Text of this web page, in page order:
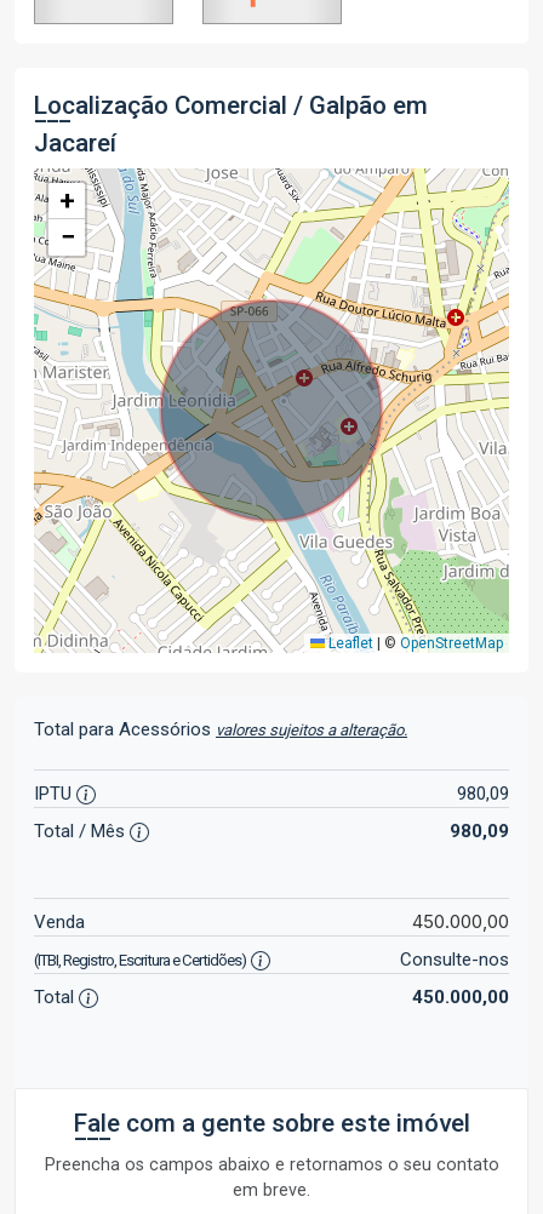
Localização Comercial / Galpão em
Jacareí
+
−
Leaflet © OpenStreetMap
Total para Acessórios valores sujeitos a alteração.
IPTU
980,09
Total / Mês
980,09
Venda 450.000,00
(ITBI, Registro, Escritura e Certidões)
Consulte-nos
Total
450.000,00
Fale com a gente sobre este imóvel
Preencha os campos abaixo e retornamos o seu contato
em breve.